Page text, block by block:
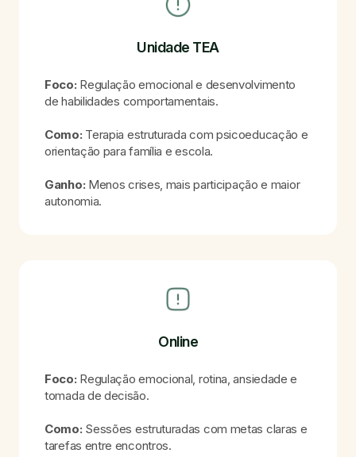
Unidade TEA
Foco: Regulação emocional e desenvolvimento
de habilidades comportamentais.
Como: Terapia estruturada com psicoeducação e
orientação para família e escola.
Ganho: Menos crises, mais participação e maior
autonomia.
Online
Foco: Regulação emocional, rotina, ansiedade e
tomada de decisão.
Como: Sessões estruturadas com metas claras e
tarefas entre encontros.